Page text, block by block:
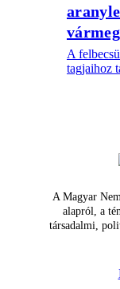
A
tagjaihoz
A Magyar
alapról, a
társadalmi,